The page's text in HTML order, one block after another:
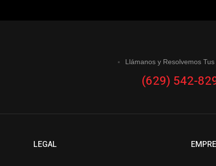
Llámanos y Resolvemos
(629) 542-
LEGAL